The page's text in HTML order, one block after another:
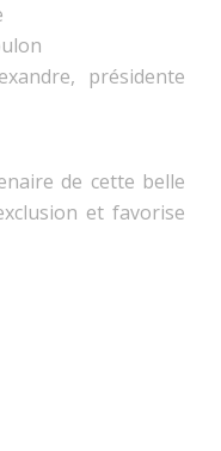
présidente
de cette belle
et favorise